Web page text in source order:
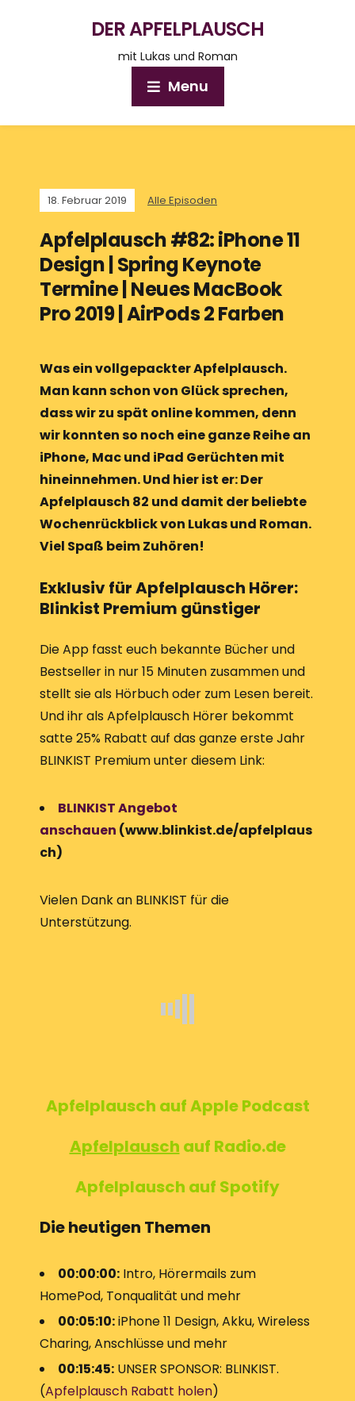
DER APFELPLAUSCH
mit Lukas und Roman
Menu
18. Februar 2019 Alle Episoden
Apfelplausch #82: iPhone 11
Design | Spring Keynote
Termine | Neues MacBook
Pro 2019 | AirPods 2 Farben
Was ein vollgepackter Apfelplausch.
Man kann schon von Glück sprechen,
dass wir zu spät online kommen, denn
wir konnten so noch eine ganze Reihe an
iPhone, Mac und iPad Gerüchten mit
hineinnehmen. Und hier ist er: Der
Apfelplausch 82 und damit der beliebte
Wochenrückblick von Lukas und Roman.
Viel Spaß beim Zuhören!
Exklusiv für Apfelplausch Hörer:
Blinkist Premium günstiger
Die App fasst euch bekannte Bücher und
Bestseller in nur 15 Minuten zusammen und
stellt sie als Hörbuch oder zum Lesen bereit.
Und ihr als Apfelplausch Hörer bekommt
satte 25% Rabatt auf das ganze erste Jahr
BLINKIST Premium unter diesem Link:
BLINKIST Angebot
anschauen (www.blinkist.de/apfelplaus
ch)
Vielen Dank an BLINKIST für die
Unterstützung.
Apfelplausch auf Apple Podcast
Apfelplausch auf Radio.de
Apfelplausch auf Spotify
Die heutigen Themen
00:00:00: Intro, Hörermails zum
HomePod, Tonqualität und mehr
00:05:10:iPhone 11 Design, Akku, Wireless
Charing, Anschlüsse und mehr
00:15:45: UNSER SPONSOR: BLINKIST.
(Apfelplausch Rabatt holen)